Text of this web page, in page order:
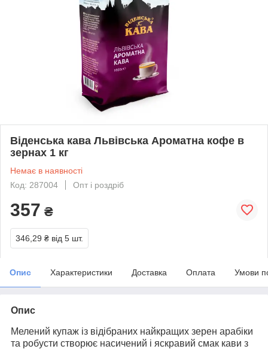
Віденська кава Львівська Ароматна кофе в
зернах 1 кг
Немає в наявності
Код: 287004
Опт і роздріб
357 ₴
346,29 ₴ від 5 шт.
Опис Характеристики Доставка Оплата Умови
Опис
Мелений купаж із відібраних найкращих зерен арабіки
та робусти створює насичений і яскравий смак кави з